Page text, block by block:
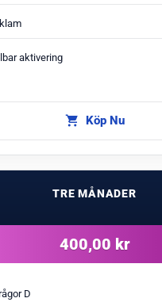
aktivering
Köp Nu
TRE MÅNADER
400,00 kr
D